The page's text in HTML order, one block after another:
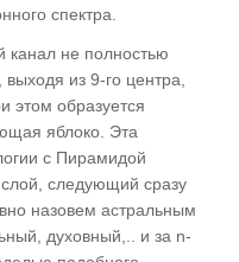
спектра.
не полностью
из 9-го центра,
этом образуется
яблоко. Эта
с Пирамидой
следующий сразу
назовем астральным
духовный,.. и за n-